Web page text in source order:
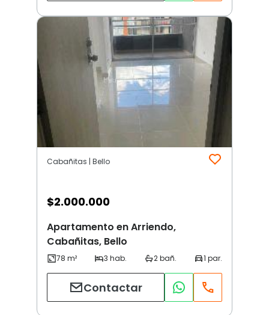
Cabañitas | Bello
$2.000.000
Apartamento en Arriendo,
Cabañitas, Bello
Contactar